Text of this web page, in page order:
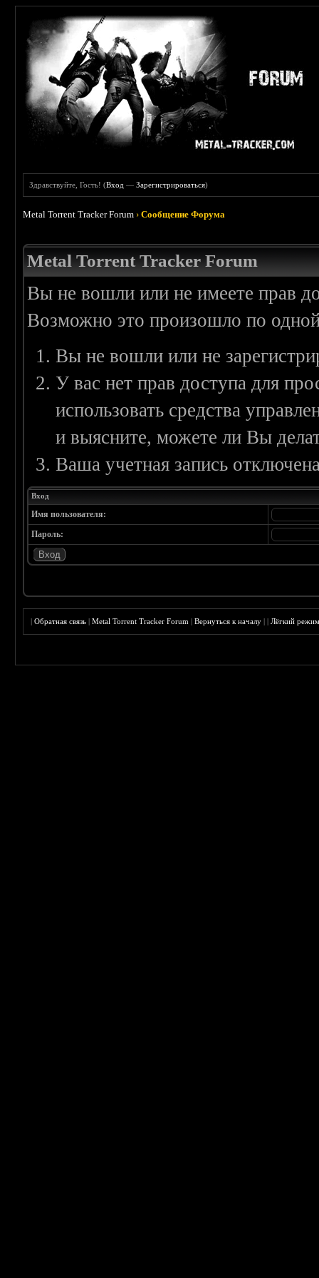
Здравствуйте, Гость! (Вход —Зарегистрироваться)
Metal Torrent Tracker Forum ›Сообщение Форума
Metal Torrent Tracker Forum
Вы не вошли или не имеете прав
Возможно это произошло по
Вы не вошли или не
У вас нет прав доступа для
использовать средства
и выясните, можете ли Вы
Ваша учетная запись
Вход
Имя пользователя:
Пароль:
|Обратная связь |Metal Torrent Tracker Forum |Вернуться к началу ||Лёгкий